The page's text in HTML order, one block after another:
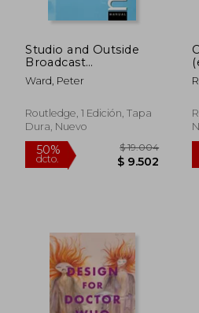
50%
dcto. $ 2.074
Studio and Outside
Broadcast
Camerawork (en
Inglés)
Ward, Peter
Routledge, 1 Edición, Tapa
Dura, Nuevo